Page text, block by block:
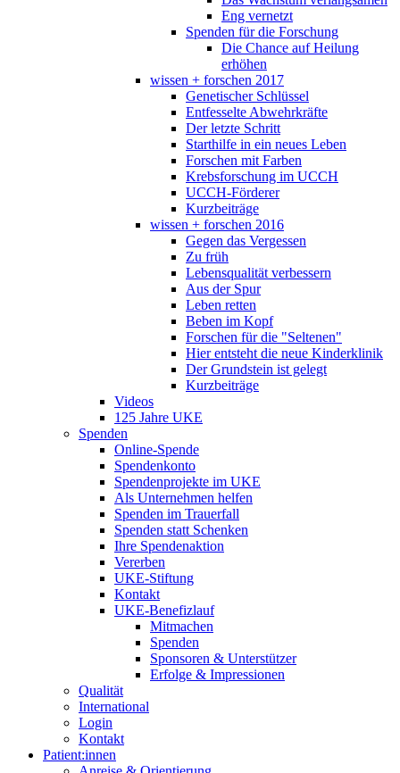
Eng vernetzt
Spenden für die Forschung
Die Chance auf Heilung
erhöhen
wissen + forschen 2017
Genetischer Schlüssel
Entfesselte Abwehrkräfte
Der letzte Schritt
Starthilfe in ein neues Leben
Forschen mit Farben
Krebsforschung im UCCH
UCCH-Förderer
Kurzbeiträge
wissen + forschen 2016
Gegen das Vergessen
Zu früh
Lebensqualität verbessern
Aus der Spur
Leben retten
Beben im Kopf
Forschen für die "Seltenen"
Hier entsteht die neue Kinderklinik
Der Grundstein ist gelegt
Kurzbeiträge
Videos
125 Jahre UKE
Spenden
Online-Spende
Spendenkonto
Spendenprojekte im UKE
Als Unternehmen helfen
Spenden im Trauerfall
Spenden statt Schenken
Ihre Spendenaktion
Vererben
UKE-Stiftung
Kontakt
UKE-Benefizlauf
Mitmachen
Spenden
Sponsoren & Unterstützer
Erfolge & Impressionen
Qualität
International
Login
Kontakt
Patient:innen